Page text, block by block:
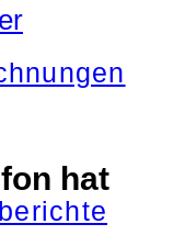
hat